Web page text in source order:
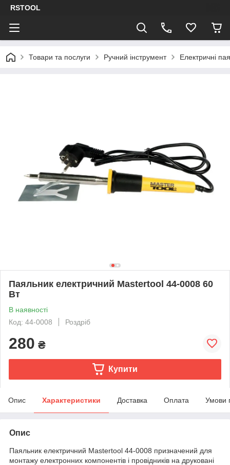
RSTOOL
Товари та послуги Ручний інструмент Електричні
Паяльник електричний Mastertool 44-0008 60
Вт
В наявності
Код: 44-0008
Роздріб
280 ₴
Купити
Опис Характеристики Доставка Оплата Умови
Опис
Паяльник електричний Mastertool 44-0008 призначений для
монтажу електронних компонентів і провідників на друковані